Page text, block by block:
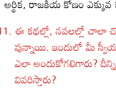
ఈ కథల్లో, నవలల్లో చాలా
వున్నాయి. ఇందులో మీ
ఎలా అందుకోగలిగారు?
వివరిస్తారు?